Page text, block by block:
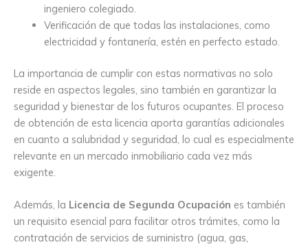
ingeniero colegiado.
Verificación de que todas las instalaciones, como
electricidad y fontanería, estén en perfecto estado.
La importancia de cumplir con estas normativas no solo
reside en aspectos legales, sino también en garantizar la
seguridad y bienestar de los futuros ocupantes. El proceso
de obtención de esta licencia aporta garantías adicionales
en cuanto a salubridad y seguridad, lo cual es especialmente
relevante en un mercado inmobiliario cada vez más
exigente.
Además, la Licencia de Segunda Ocupación es también
un requisito esencial para facilitar otros trámites, como la
contratación de servicios de suministro (agua, gas,